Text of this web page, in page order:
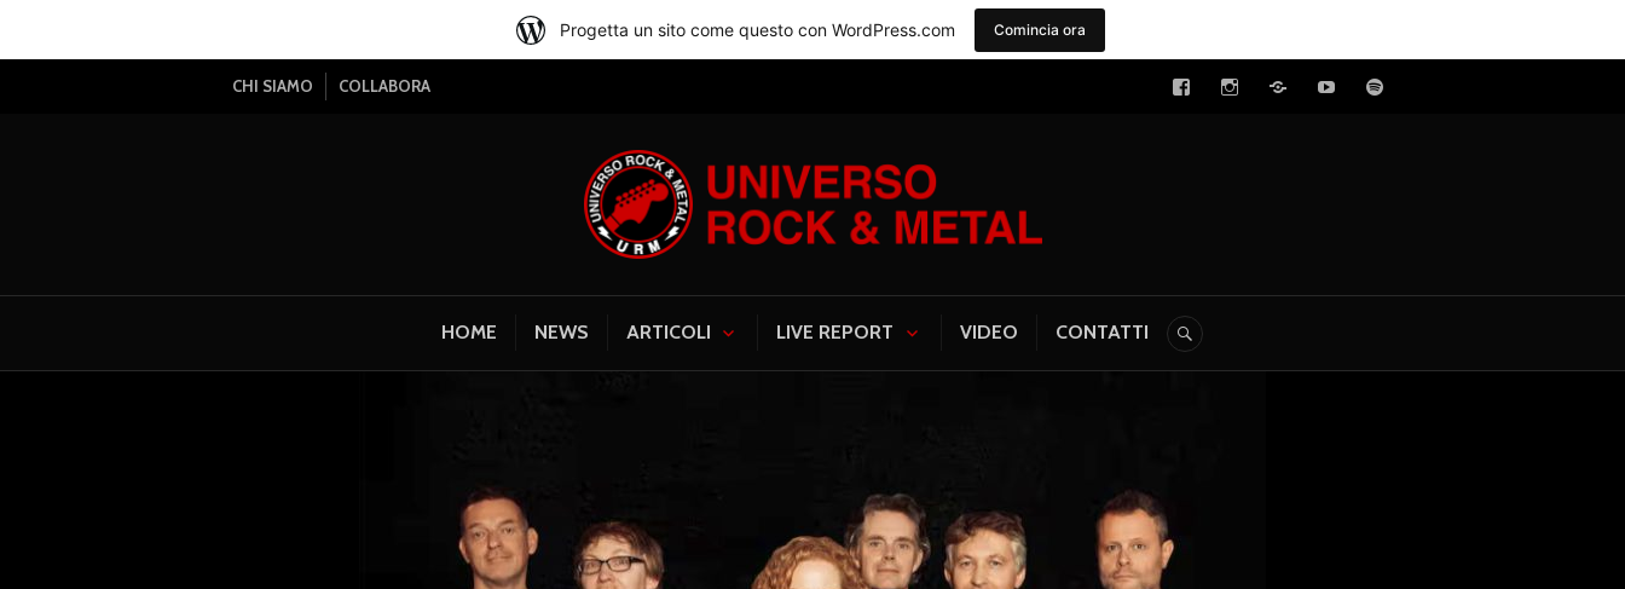
CHI SIAMO COLLABORA
Universo Rock & Metal
HOME NEWS ARTICOLI LIVE REPORT VIDEO CONTATTI
Progetta un sito come questo con WordPress.com Comincia ora